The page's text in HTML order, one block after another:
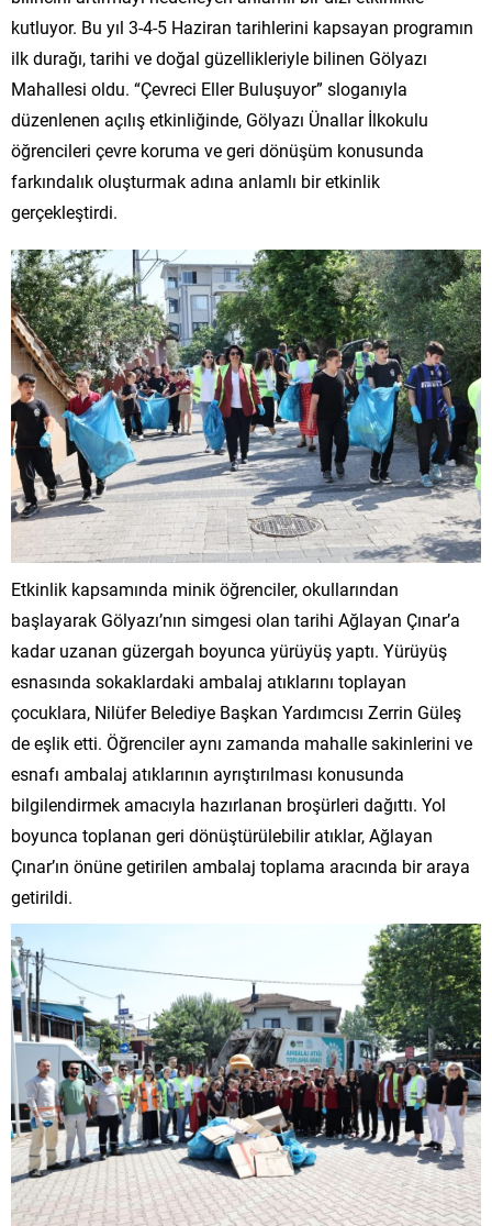
kutluyor. Bu yıl 3-4-5 Haziran tarihlerini kapsayan programın
ilk durağı, tarihi ve doğal güzellikleriyle bilinen Gölyazı
Mahallesi oldu. “Çevreci Eller Buluşuyor” sloganıyla
düzenlenen açılış etkinliğinde, Gölyazı Ünallar İlkokulu
öğrencileri çevre koruma ve geri dönüşüm konusunda
farkındalık oluşturmak adına anlamlı bir etkinlik
gerçekleştirdi.
Etkinlik kapsamında minik öğrenciler, okullarından
başlayarak Gölyazı’nın simgesi olan tarihi Ağlayan Çınar’a
kadar uzanan güzergah boyunca yürüyüş yaptı. Yürüyüş
esnasında sokaklardaki ambalaj atıklarını toplayan
çocuklara, Nilüfer Belediye Başkan Yardımcısı Zerrin Güleş
de eşlik etti. Öğrenciler aynı zamanda mahalle sakinlerini ve
esnafı ambalaj atıklarının ayrıştırılması konusunda
bilgilendirmek amacıyla hazırlanan broşürleri dağıttı. Yol
boyunca toplanan geri dönüştürülebilir atıklar, Ağlayan
Çınar’ın önüne getirilen ambalaj toplama aracında bir araya
getirildi.